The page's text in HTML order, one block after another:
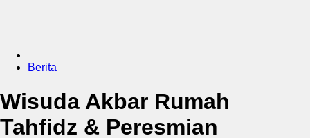
Berita
Wisuda Akbar Rumah
Tahfidz & Peresmian